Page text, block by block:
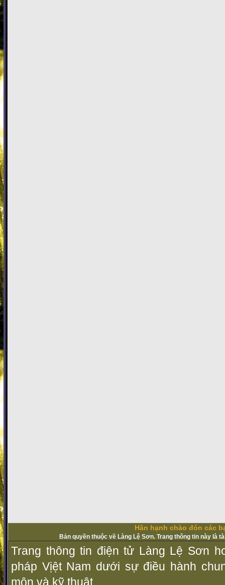
Hân hạnh chào đón các
Bản quyền thuộc về Làng Lệ Sơn. Trang thông tin này là
Trang thông tin điện tử Làng Lệ Sơn
pháp Vịệt Nam dưới sự điều hành
môn và kỹ thuật.